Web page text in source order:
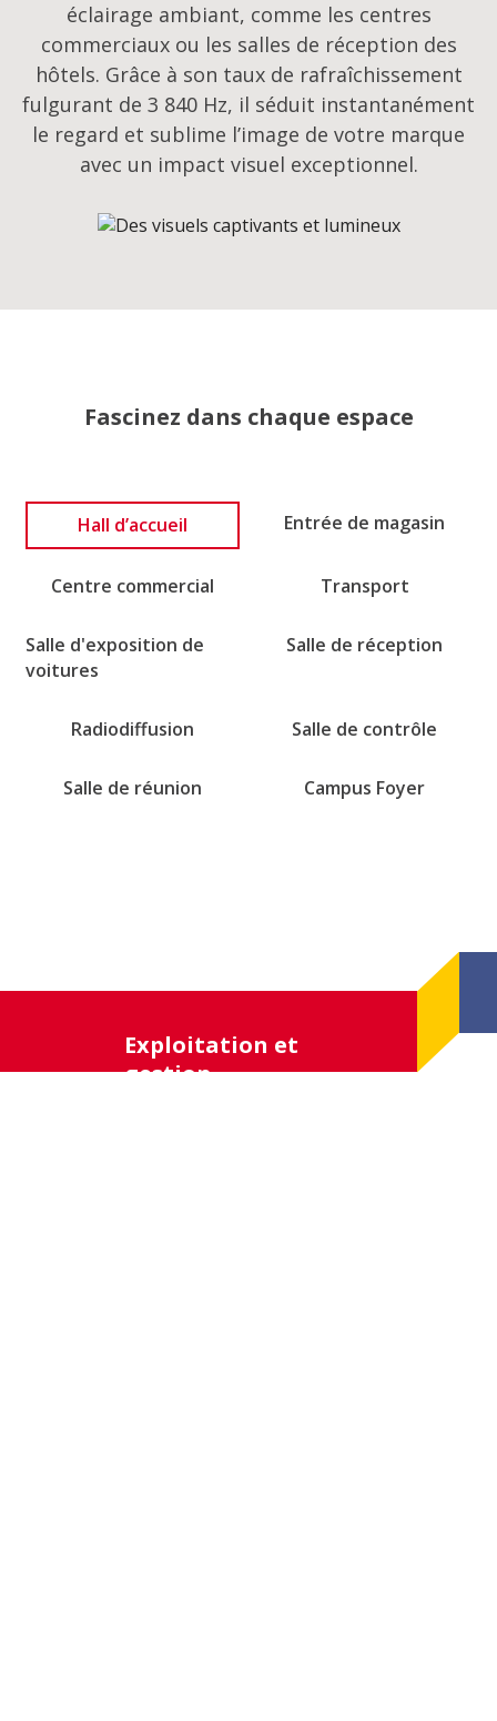
éclairage ambiant, comme les centres
commerciaux ou les salles de réception des
hôtels. Grâce à son taux de rafraîchissement
fulgurant de 3 840 Hz, il séduit instantanément
le regard et sublime l’image de votre marque
avec un impact visuel exceptionnel.
Fascinez dans chaque espace
Hall d’accueil Entrée de magasin
Centre commercial Transport
Salle d'exposition de
voitures
Salle de réception
Radiodiffusion Salle de contrôle
Salle de réunion Campus Foyer
Exploitation et
gestion